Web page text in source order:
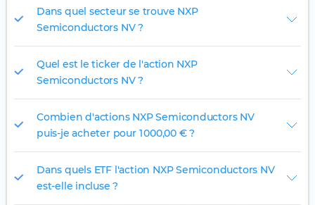
Dans quel secteur se trouve NXP
Semiconductors NV ?
Quel est le ticker de l'action NXP
Semiconductors NV ?
Combien d'actions NXP Semiconductors NV
puis-je acheter pour 1 000,00 € ?
Dans quels ETF l'action NXP Semiconductors NV
est-elle incluse ?